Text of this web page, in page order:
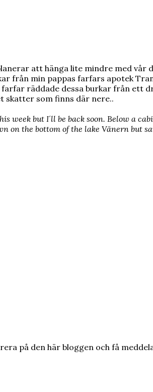
att hänga lite mindre med
från min pappas farfars apotek
räddade dessa burkar från ett
skatter som finns där nere..
week but I´ll be back soon. Below a
on the bottom of the lake Vänern but
på den här bloggen och få